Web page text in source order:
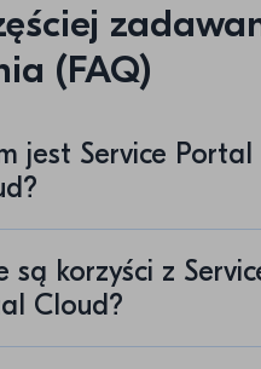
(FAQ)
jest Service Portal
są korzyści z
Cloud?